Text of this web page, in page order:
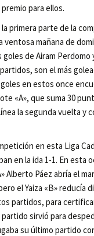
para ellos.
primera parte de la
mañana de
de Airam
son el más
en estos once
«A», que suma 30
la segunda vuelta y
en esta Liga
en la ida 1-1. En esta
Páez abría el
el Yaiza «B» reducía
partidos, para
sirvió para
su último partido